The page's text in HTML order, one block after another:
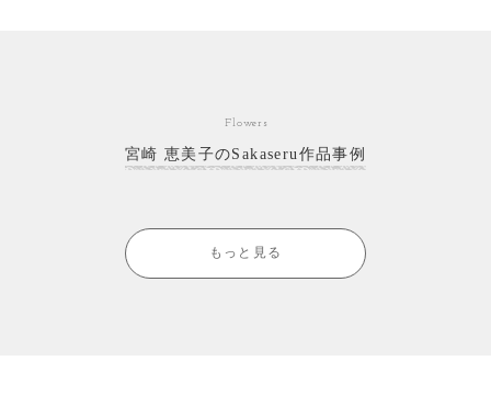
Flowers
宮崎 恵美子のSakaseru作品事例
もっと見る